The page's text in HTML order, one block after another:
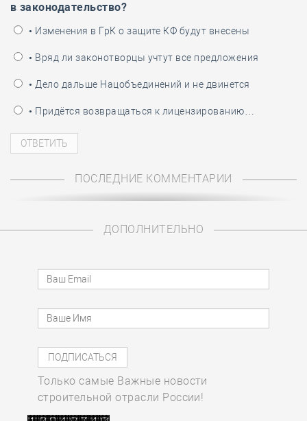
в законодательство?
• Изменения в ГрК о защите КФ будут внесены
• Вряд ли законотворцы учтут все предложения
• Дело дальше Нацобъединений и не двинется
• Придётся возвращаться к лицензированию…
ПОСЛЕДНИЕ КОММЕНТАРИИ
ДОПОЛНИТЕЛЬНО
Только самые Важные новости
строительной отрасли России!